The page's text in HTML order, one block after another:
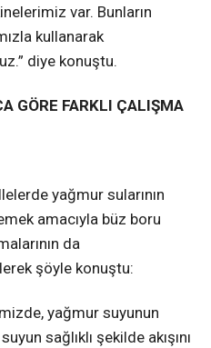
var. Bunların
kullanarak
diye konuştu.
GÖRE FARKLI ÇALIŞMA
yağmur sularının
amacıyla büz boru
da
şöyle konuştu:
yağmur suyunun
sağlıklı şekilde akışını